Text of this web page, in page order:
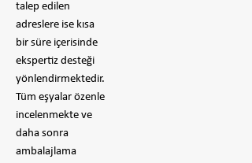
talep edilen
adreslere ise kısa
bir süre içerisinde
ekspertiz desteği
yönlendirmektedir.
Tüm eşyalar özenle
incelenmekte ve
daha sonra
ambalajlama